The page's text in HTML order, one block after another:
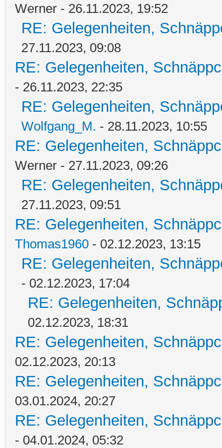
Werner - 26.11.2023, 19:52
RE: Gelegenheiten,
27.11.2023, 09:08
RE: Gelegenheiten,
- 26.11.2023, 22:35
RE: Gelegenheiten,
Wolfgang_M. - 28.11.2023, 10:55
RE: Gelegenheiten,
Werner - 27.11.2023, 09:26
RE: Gelegenheiten,
27.11.2023, 09:51
RE: Gelegenheiten,
Thomas1960 - 02.12.2023, 13:15
RE: Gelegenheiten,
- 02.12.2023, 17:04
RE: Gelegenheiten,
02.12.2023, 18:31
RE: Gelegenheiten,
02.12.2023, 20:13
RE: Gelegenheiten,
03.01.2024, 20:27
RE: Gelegenheiten,
- 04.01.2024, 05:32